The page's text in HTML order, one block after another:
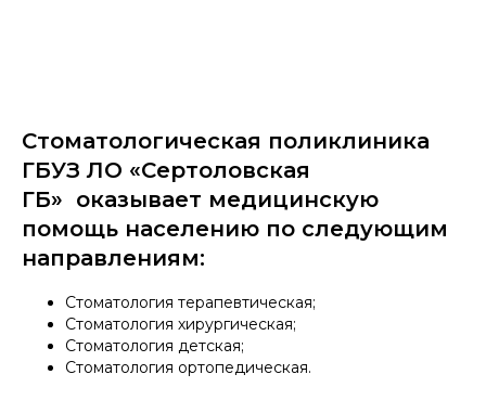
Стоматологическая поликлиника
ГБУЗ ЛО «Сертоловская
ГБ» оказывает медицинскую
помощь населению по следующим
направлениям:
Стоматология терапевтическая;
Стоматология хирургическая;
Стоматология детская;
Стоматология ортопедическая.